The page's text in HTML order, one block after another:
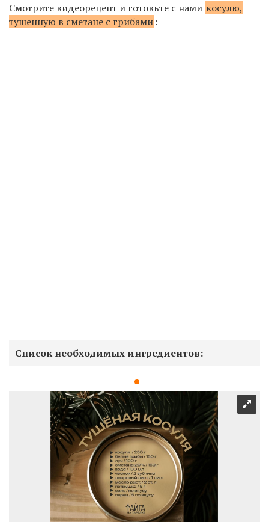
Смотрите видеорецепт и готовьте с нами косулю,
тушенную в сметане с грибами:
Список необходимых ингредиентов: